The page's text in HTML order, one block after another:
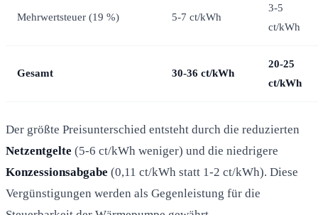
Mehrwertsteuer (19 %) 5-7 ct/kWh
3-5
ct/kWh
Gesamt 30-36 ct/kWh
20-25
ct/kWh
Der größte Preisunterschied entsteht durch die reduzierten
Netzentgelte (5-6 ct/kWh weniger) und die niedrigere
Konzessionsabgabe (0,11 ct/kWh statt 1-2 ct/kWh). Diese
Vergünstigungen werden als Gegenleistung für die